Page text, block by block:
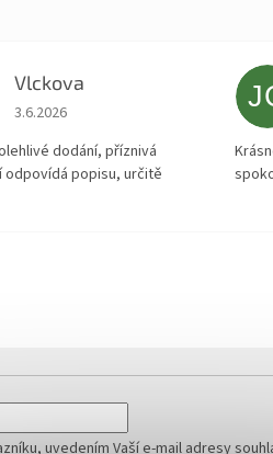
Vlckova
Hodnocení obchodu je 5 z 5 hvězdiček.
3.6.2026
dodání, příznivá
odpovídá popisu, určitě
uvedením Vaší e-mail adresy